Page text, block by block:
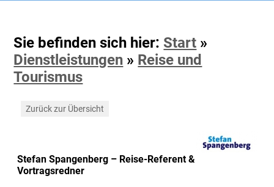
Sie befinden sich hier: Start »
Dienstleistungen » Reise und
Tourismus
Zurück zur Übersicht
Stefan Spangenberg – Reise-Referent &
Vortragsredner